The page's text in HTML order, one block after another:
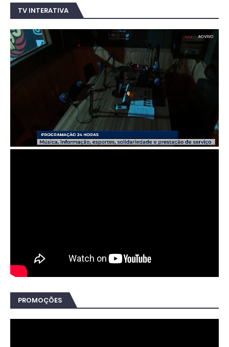
TV INTERATIVA
PROMOÇÕES